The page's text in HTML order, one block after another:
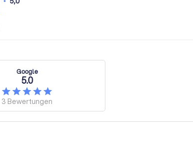
Google
5.0
3 Bewertungen